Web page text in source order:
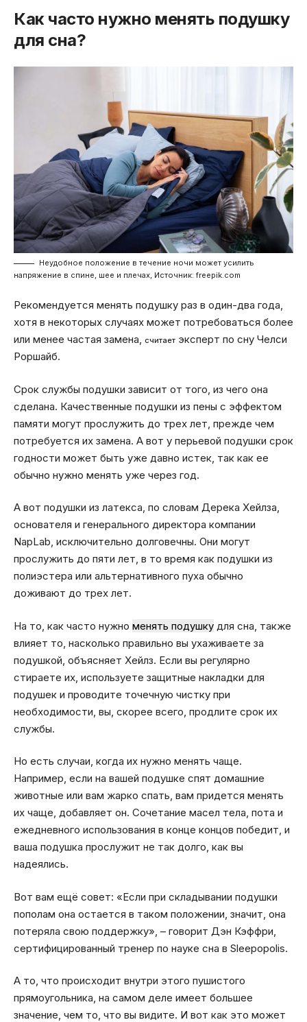
Как часто нужно менять подушку
для сна?
Неудобное положение в течение ночи может усилить
напряжение в спине, шее и плечах, Источник: freepik.com
Рекомендуется менять подушку раз в один-два года,
хотя в некоторых случаях может потребоваться более
или менее частая замена, считает эксперт по сну Челси
Роршайб.
Срок службы подушки зависит от того, из чего она
сделана. Качественные подушки из пены с эффектом
памяти могут прослужить до трех лет, прежде чем
потребуется их замена. А вот у перьевой подушки срок
годности может быть уже давно истек, так как ее
обычно нужно менять уже через год.
А вот подушки из латекса, по словам Дерека Хейлза,
основателя и генерального директора компании
NapLab, исключительно долговечны. Они могут
прослужить до пяти лет, в то время как подушки из
полиэстера или альтернативного пуха обычно
доживают до трех лет.
На то, как часто нужно менять подушку для сна, также
влияет то, насколько правильно вы ухаживаете за
подушкой, объясняет Хейлз. Если вы регулярно
стираете их, используете защитные накладки для
подушек и проводите точечную чистку при
необходимости, вы, скорее всего, продлите срок их
службы.
Но есть случаи, когда их нужно менять чаще.
Например, если на вашей подушке спят домашние
животные или вам жарко спать, вам придется менять
их чаще, добавляет он. Сочетание масел тела, пота и
ежедневного использования в конце концов победит, и
ваша подушка прослужит не так долго, как вы
надеялись.
Вот вам ещё совет: «Если при складывании подушки
пополам она остается в таком положении, значит, она
потеряла свою поддержку», – говорит Дэн Кэффри,
сертифицированный тренер по науке сна в Sleepopolis.
А то, что происходит внутри этого пушистого
прямоугольника, на самом деле имеет большее
значение, чем то, что вы видите. И вот как это может